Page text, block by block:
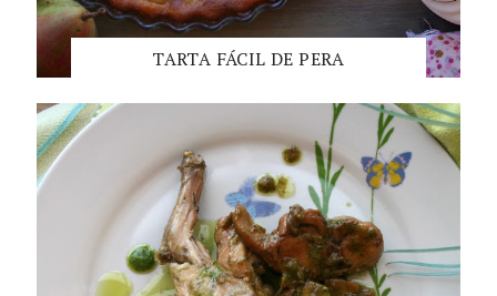
TARTA FÁCIL DE PERA